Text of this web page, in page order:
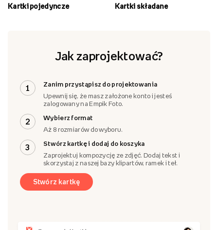
Kartki pojedyncze Kartki składane
Jak zaprojektować?
1
Zanim przystąpisz do projektowania
Upewnij się, że masz założone konto i jesteś
zalogowany na Empik Foto.
2
Wybierz format
Aż 8 rozmiarów do wyboru.
3
Stwórz kartkę i dodaj do koszyka
Zaprojektuj kompozycję ze zdjęć. Dodaj tekst i
skorzystaj z naszej bazy klipartów, ramek i teł.
Stwórz kartkę